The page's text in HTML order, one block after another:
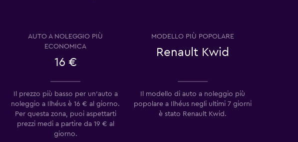
Guarda i prezzi
AUTO A NOLEGGIO PIÙ
ECONOMICA
16 €
MODELLO PIÙ POPOLARE
Renault Kwid
Il prezzo più basso per un'auto a
noleggio a Ilhéus è 16 € al giorno.
Per questa zona, puoi aspettarti
prezzi medi a partire da 19 € al
giorno.
Il modello di auto a noleggio più
popolare a Ilhéus negli ultimi 7 giorni
è stato Renault Kwid.